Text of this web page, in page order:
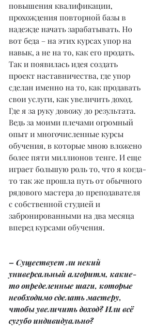
повышения квалификации,
прохождения повторной базы в
надежде начать зарабатывать. Но
вот беда – на этих курсах упор на
навык, а не на то, как его продать.
Так и появилась идея создать
проект наставничества, где упор
сделан именно на то, как продавать
свои услуги, как увеличить доход.
Где я за руку довожу до результата.
Ведь за моими плечами огромный
опыт и многочисленные курсы
обучения, в которые мною вложено
более пяти миллионов тенге. И еще
играет большую роль то, что я когда-
то так же прошла путь от обычного
рядового мастера до преподавателя
с собственной студией и
забронированными на два месяца
вперед курсами обучения.
– Существует ли некий
универсальный алгоритм, какие-
то определенные шаги, которые
необходимо сделать мастеру,
чтобы увеличить доход? Или всё
сугубо индивидуально?